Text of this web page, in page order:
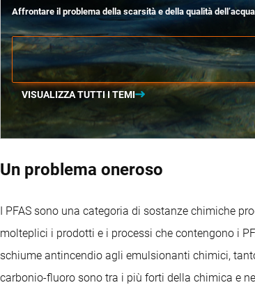
Affrontare il problema della scarsità e della qualità dell’acqua
VISUALIZZA TUTTI I TEMI
Un problema oneroso
I PFAS sono una categoria di sostanze chimiche
molteplici i prodotti e i processi che contengono i
schiume antincendio agli emulsionanti chimici,
carbonio-fluoro sono tra i più forti della chimica e